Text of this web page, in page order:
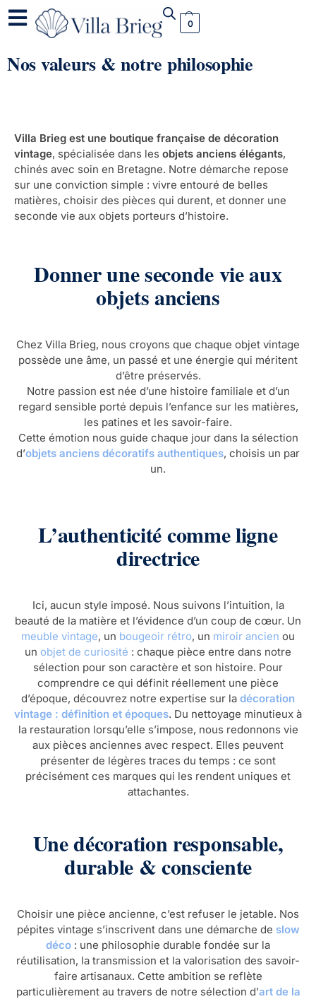
0
Nos valeurs & notre philosophie
Villa Brieg est une boutique française de décoration
vintage, spécialisée dans les objets anciens élégants,
chinés avec soin en Bretagne. Notre démarche repose
sur une conviction simple : vivre entouré de belles
matières, choisir des pièces qui durent, et donner une
seconde vie aux objets porteurs d’histoire.
Donner une seconde vie aux
objets anciens
Chez Villa Brieg, nous croyons que chaque objet vintage
possède une âme, un passé et une énergie qui méritent
d’être préservés.
Notre passion est née d’une histoire familiale et d’un
regard sensible porté depuis l’enfance sur les matières,
les patines et les savoir-faire.
Cette émotion nous guide chaque jour dans la sélection
d’objets anciens décoratifs authentiques, choisis un par
un.
L’authenticité comme ligne
directrice
Ici, aucun style imposé. Nous suivons l’intuition, la
beauté de la matière et l’évidence d’un coup de cœur. Un
meuble vintage, un bougeoir rétro, un miroir ancien ou
un objet de curiosité : chaque pièce entre dans notre
sélection pour son caractère et son histoire. Pour
comprendre ce qui définit réellement une pièce
d’époque, découvrez notre expertise sur la décoration
vintage : définition et époques. Du nettoyage minutieux à
la restauration lorsqu’elle s’impose, nous redonnons vie
aux pièces anciennes avec respect. Elles peuvent
présenter de légères traces du temps : ce sont
précisément ces marques qui les rendent uniques et
attachantes.
Une décoration responsable,
durable & consciente
Choisir une pièce ancienne, c’est refuser le jetable. Nos
pépites vintage s’inscrivent dans une démarche de slow
déco : une philosophie durable fondée sur la
réutilisation, la transmission et la valorisation des savoir-
faire artisanaux. Cette ambition se reflète
particulièrement au travers de notre sélection d’art de la